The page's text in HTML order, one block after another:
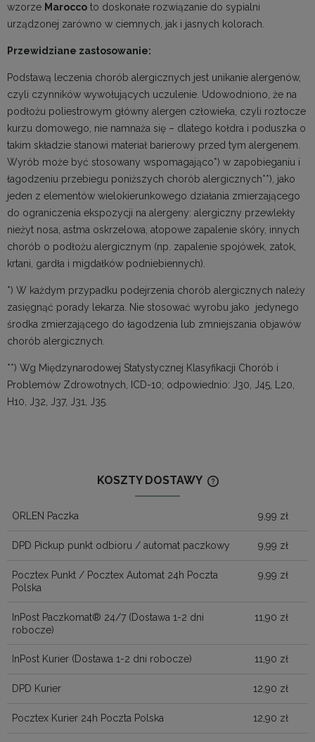
wzorze Marocco to doskonałe rozwiązanie do sypialni
urządzonej zarówno w ciemnych, jak i jasnych kolorach.
Przewidziane zastosowanie:
Podstawą leczenia chorób alergicznych jest unikanie alergenów,
czyli czynników wywołujących uczulenie. Udowodniono, że na
podłożu poliestrowym główny alergen człowieka, czyli roztocze
kurzu domowego, nie namnaża się – dlatego kołdra i poduszka o
takim składzie stanowi materiał barierowy przed tym alergenem.
Wyrób może być stosowany wspomagająco*) w zapobieganiu i
łagodzeniu przebiegu poniższych chorób alergicznych**), jako
jeden z elementów wielokierunkowego działania zmierzającego
do ograniczenia ekspozycji na alergeny: alergiczny przewlekły
nieżyt nosa, astma oskrzelowa, atopowe zapalenie skóry, innych
chorób o podłożu alergicznym (np. zapalenie spojówek, zatok,
krtani, gardła i migdałków podniebiennych).
*) W każdym przypadku podejrzenia chorób alergicznych należy
zasięgnąć porady lekarza. Nie stosować wyrobu jako jedynego
środka zmierzającego do łagodzenia lub zmniejszania objawów
chorób alergicznych.
**) Wg Międzynarodowej Statystycznej Klasyfikacji Chorób i
Problemów Zdrowotnych, ICD-10; odpowiednio: J30, J45, L20,
H10, J32, J37, J31, J35.
KOSZTY DOSTAWY
ORLEN Paczka 9,99 zł
DPD Pickup punkt odbioru / automat paczkowy 9,99 zł
Pocztex Punkt / Pocztex Automat 24h Poczta
Polska
9,99 zł
InPost Paczkomat® 24/7 (Dostawa 1-2 dni
robocze)
11,90 zł
InPost Kurier (Dostawa 1-2 dni robocze) 11,90 zł
DPD Kurier 12,90 zł
Pocztex Kurier 24h Poczta Polska 12,90 zł